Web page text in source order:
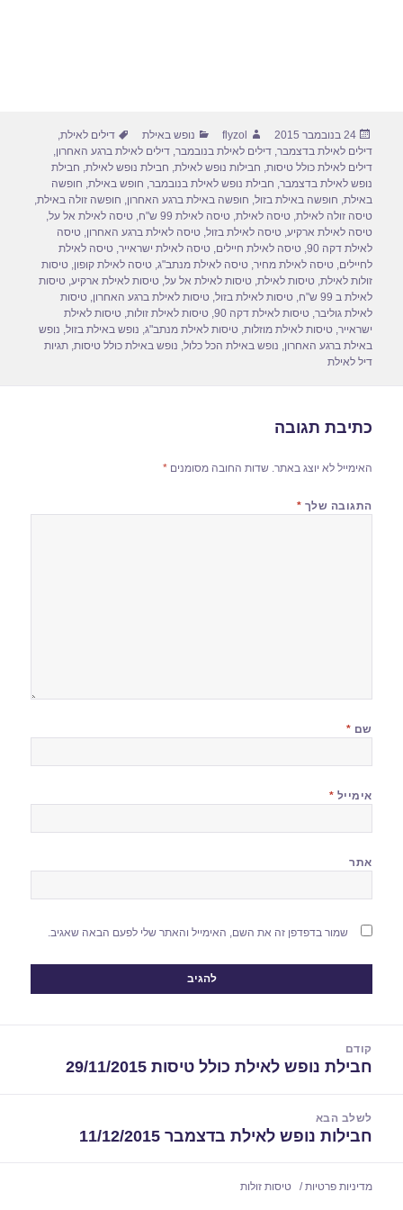
פורסם
בתאריך
24 בנובמבר 2015 מחבר
flyzol קטגוריות
נופש באילת תגיות
דילים לאילת,
דילים לאילת בדצמבר,דילים לאילת בנובמבר,דילים לאילת ברגע האחרון,
דילים לאילת כולל טיסות, חבילות נופש לאילת, חבילת נופש לאילת, חבילת
נופש לאילת בדצמבר, חבילת נופש לאילת בנובמבר, חופש באילת, חופשה
באילת, חופשה באילת בזול, חופשה באילת ברגע האחרון, חופשה זולה באילת,
טיסה זולה לאילת,טיסה לאילת,טיסה לאילת 99 ש"ח ,טיסה לאילת אל על,
טיסה לאילת ארקיע,טיסה לאילת בזול,טיסה לאילת ברגע האחרון,טיסה
לאילת דקה 90
,טיסה לאילת חיילים,טיסה לאילת ישראייר,טיסה לאילת
לחיילים,טיסה לאילת מחיר,טיסה לאילת מנתב"ג,טיסה לאילת קופון,טיסות
זולות לאילת,טיסות לאילת,טיסות לאילת אל על,טיסות לאילת ארקיע,טיסות
לאילת ב 99 ש"ח
,טיסות לאילת בזול,טיסות לאילת ברגע האחרון,טיסות
לאילת גוליבר,טיסות לאילת דקה 90 ,טיסות לאילת זולות,טיסות לאילת
ישראייר,טיסות לאילת מוזלות,טיסות לאילת מנתב"ג, נופש באילת בזול, נופש
באילת ברגע האחרון, נופש באילת הכל כלול, נופש באילת כולל טיסות,תגיות
דיל לאילת
כתיבת תגובה
האימייל לא יוצג באתר. שדות החובה מסומנים*
התגובה שלך *
שם *
אימייל *
אתר
שמור בדפדפן זה את השם, האימייל והאתר שלי לפעם הבאה שאגיב.
קודם
הפוסט
חבילת נופש לאילת כולל טיסות 29/11/2015
לשלב הבא
הפוסט
חבילות נופש לאילת בדצמבר 11/12/2015
מדיניות פרטיות טיסות זולות